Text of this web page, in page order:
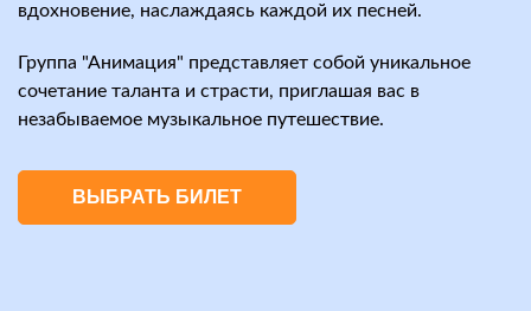
вдохновение, наслаждаясь каждой их песней.
Группа "Анимация" представляет собой уникальное
сочетание таланта и страсти, приглашая вас в
незабываемое музыкальное путешествие.
ВЫБРАТЬ БИЛЕТ